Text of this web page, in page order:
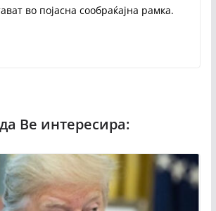
во појасна сообраќајна рамка.